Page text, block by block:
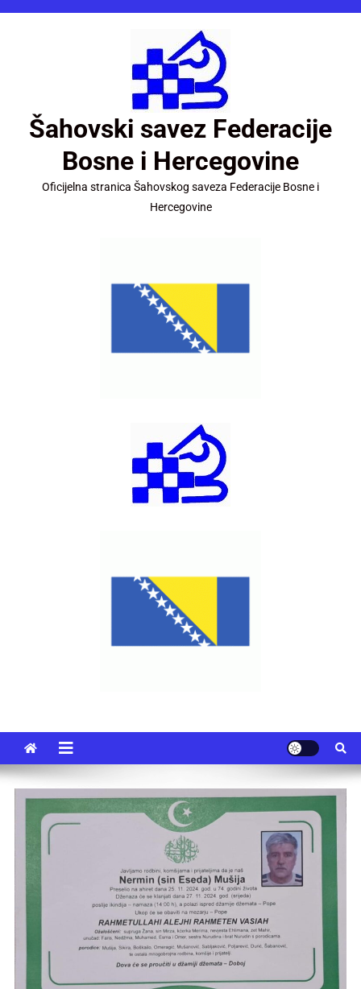
Šahovski savez Federacije
Bosne i Hercegovine
Oficijelna stranica Šahovskog saveza Federacije Bosne i
Hercegovine